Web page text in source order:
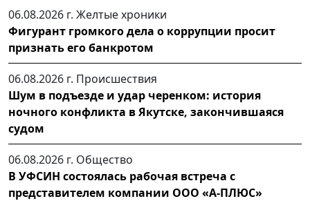
06.08.2026 г. Желтые хроники
Фигурант громкого дела о коррупции просит
признать его банкротом
06.08.2026 г. Происшествия
Шум в подъезде и удар черенком: история
ночного конфликта в Якутске, закончившаяся
судом
06.08.2026 г. Общество
В УФСИН состоялась рабочая встреча с
представителем компании ООО «А-ПЛЮС»